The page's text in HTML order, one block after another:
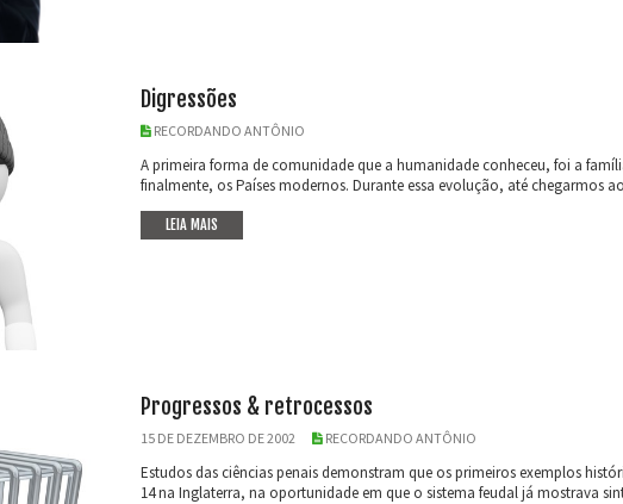
Digressões
RECORDANDO ANTÔNIO
A primeira forma de comunidade que a humanidade conheceu, foi a
finalmente, os Países modernos. Durante essa evolução, até chegarmos
LEIA MAIS
Progressos & retrocessos
15 DE DEZEMBRO DE 2002 RECORDANDO ANTÔNIO
Estudos das ciências penais demonstram que os primeiros exemplos
14 na Inglaterra, na oportunidade em que o sistema feudal já mostrava